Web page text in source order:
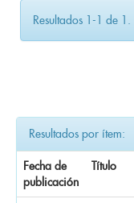
Resultados 1-1 de 1.
Resultados por ítem:
Fecha de
publicación
Título